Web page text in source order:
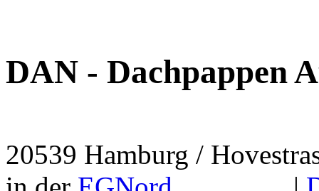
DAN - Dachpappen
20539 Hamburg /